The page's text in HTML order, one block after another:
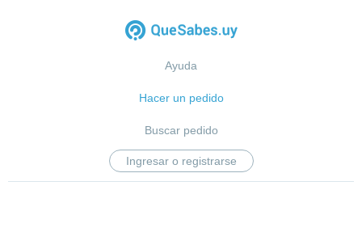
Ayuda
Hacer un pedido
Buscar pedido
Ingresar o registrarse